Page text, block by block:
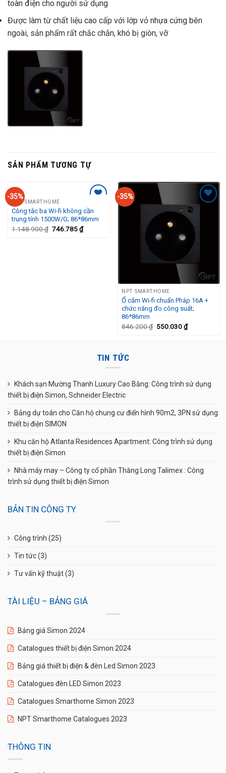
toàn điện cho người sử dụng
Được làm từ chất liệu cao cấp với lớp vỏ nhựa cứng bên
ngoài, sản phẩm rất chắc chắn, khó bị giòn, vỡ
SẢN PHẨM TƯƠNG TỰ
-35%
Add to
Wishlist
NPT SMARTHOME
Công tắc ba Wi-fi không cần
trung tính 1500W/G; 86*86mm
1.148.900₫ 746.785₫
-35%
NPT SMARTHOME
Ổ cắm Wi-fi chuẩn Pháp 16A +
chức năng đo công suất;
86*86mm
846.200₫ 550.030₫
TIN TỨC
Khách sạn Mường Thanh Luxury Cao Bằng: Công trình sử dụng
thiết bị điện Simon, Schneider Electric
Bảng dự toán cho Căn hộ chung cư điển hình 90m2, 3PN sử dụng
thiết bị điện SIMON
Khu căn hộ Atlanta Residences Apartment: Công trình sử dụng
thiết bị điện Simon
Nhà máy may – Công ty cổ phần Thăng Long Talimex : Công
trình sử dụng thiết bị điện Simon
BẢN TIN CÔNG TY
Công trình (25)
Tin tức(3)
Tư vấn kỹ thuật(3)
TÀI LIỆU – BẢNG GIÁ
Bảng giá Simon 2024
Catalogues thiết bị điện Simon 2024
Bảng giá thiết bị điện & đèn Led Simon 2023
Catalogues đèn LED Simon 2023
Catalogues Smarthome Simon 2023
NPT Smarthome Catalogues 2023
THÔNG TIN